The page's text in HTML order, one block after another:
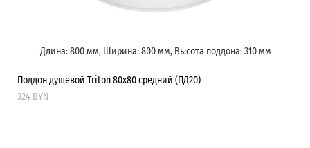
Длина: 800 мм, Ширина: 800 мм, Высота поддона: 310 мм
Поддон душевой Triton 80х80 средний (ПД20)
324 BYN